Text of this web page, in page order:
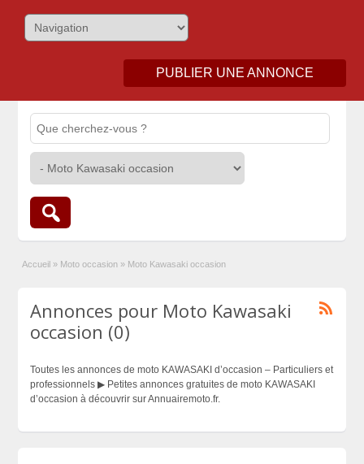
PUBLIER UNE ANNONCE
Accueil » Moto occasion » Moto Kawasaki occasion
Annonces pour Moto Kawasaki
occasion (0)
Toutes les annonces de moto KAWASAKI d’occasion – Particuliers et
professionnels ▶ Petites annonces gratuites de moto KAWASAKI
d’occasion à découvrir sur Annuairemoto.fr.